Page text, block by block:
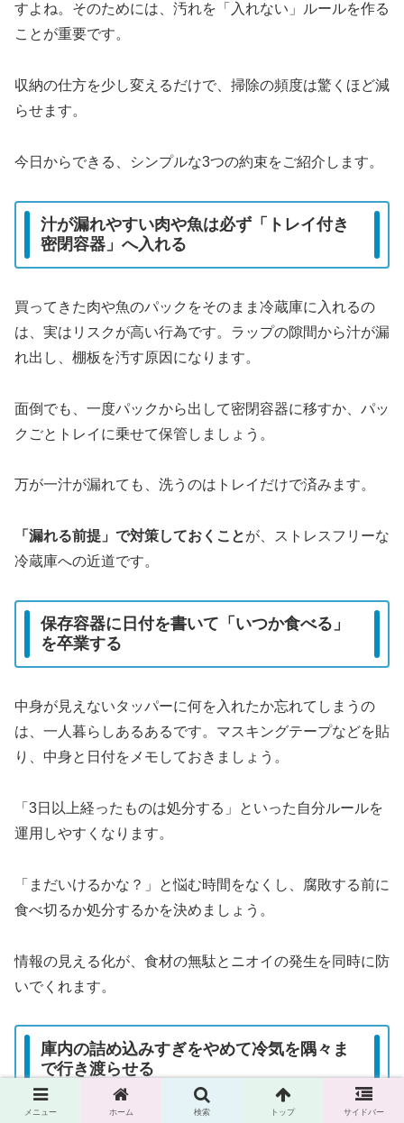
すよね。そのためには、汚れを「入れない」ルールを作る
ことが重要です。
収納の仕方を少し変えるだけで、掃除の頻度は驚くほど減
らせます。
今日からできる、シンプルな3つの約束をご紹介します。
汁が漏れやすい肉や魚は必ず「トレイ付き
密閉容器」へ入れる
買ってきた肉や魚のパックをそのまま冷蔵庫に入れるの
は、実はリスクが高い行為です。ラップの隙間から汁が漏
れ出し、棚板を汚す原因になります。
面倒でも、一度パックから出して密閉容器に移すか、パッ
クごとトレイに乗せて保管しましょう。
万が一汁が漏れても、洗うのはトレイだけで済みます。
「漏れる前提」で対策しておくことが、ストレスフリーな
冷蔵庫への近道です。
保存容器に日付を書いて「いつか食べる」
を卒業する
中身が見えないタッパーに何を入れたか忘れてしまうの
は、一人暮らしあるあるです。マスキングテープなどを貼
り、中身と日付をメモしておきましょう。
「3日以上経ったものは処分する」といった自分ルールを
運用しやすくなります。
「まだいけるかな？」と悩む時間をなくし、腐敗する前に
食べ切るか処分するかを決めましょう。
情報の見える化が、食材の無駄とニオイの発生を同時に防
いでくれます。
庫内の詰め込みすぎをやめて冷気を隅々ま
で行き渡らせる
メニュー ホーム 検索 トップ サイドバー